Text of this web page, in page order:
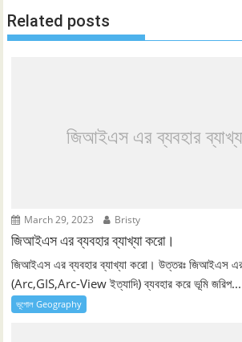
Related posts
জিআইএস এর ব্যবহার
March 29, 2023 Bristy
জিআইএস এর ব্যবহার ব্যাখ্যা করো।
জিআইএস এর ব্যবহার ব্যাখ্যা করো। উত্তরঃ জিআইএস এর
(Arc,GIS,Arc-View ইত্যাদি) ব্যবহার করে ভূমি জরিপ...
ভূগোল Geography